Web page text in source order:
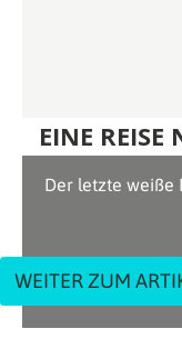
EINE
Der letzte weiße
WEITER ZUM